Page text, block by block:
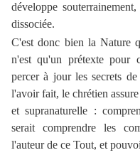
développe
dissociée.
C'est donc bien la Nature
n'est qu'un prétexte pour
percer à jour les secrets
l'avoir fait, le chrétien
et supranaturelle :
serait comprendre les
l'auteur de ce Tout, et